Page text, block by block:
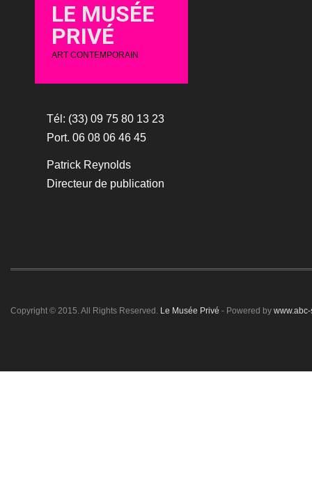
LE MUSÉE
PRIVÉ
ART CONTEMPORAIN
Tél: (33) 09 75 80 13 23
Port. 06 08 06 46 45
Patrick Reynolds
Directeur de publication
Copyright © 2015. All Rights Reserved. Le Musée Privé - Powered by